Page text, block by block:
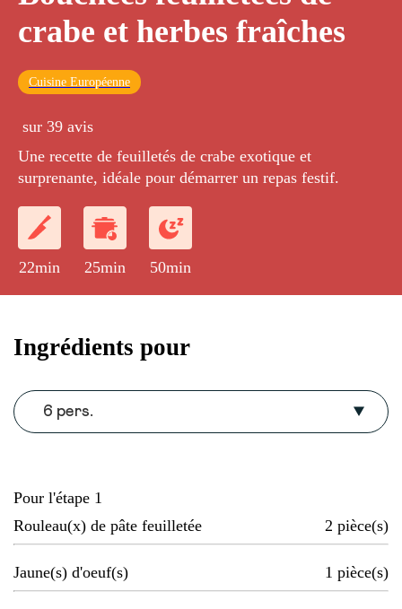
crabe et herbes fraîches
Cuisine Européenne
sur 39 avis
Une recette de feuilletés de crabe exotique et
surprenante, idéale pour démarrer un repas festif.
22min 25min 50min
Ingrédients pour
6 pers.
Pour l'étape 1
Rouleau(x) de pâte feuilletée
2 pièce(s)
Jaune(s) d'oeuf(s) 1 pièce(s)